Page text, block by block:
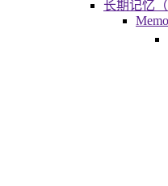
长期记忆（